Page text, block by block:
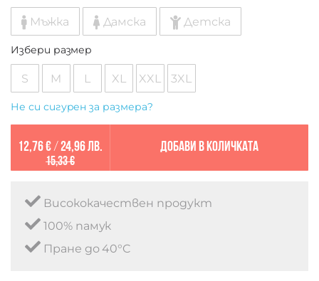
Мъжка Дамска Детска
Избери размер
S M L XL XXL 3XL
Не си сигурен за размера?
12,76 €/ 24,96 лв.
15,33 €
Добави в количката
Висококачествен продукт
100% памук
Пране до 40°C